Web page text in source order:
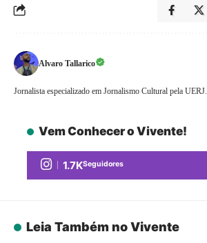
Alvaro Tallarico
Jornalista especializado em Jornalismo Cultural pela UERJ.
Vem Conhecer o Vivente!
1.7KSeguidores
Leia Também no Vivente